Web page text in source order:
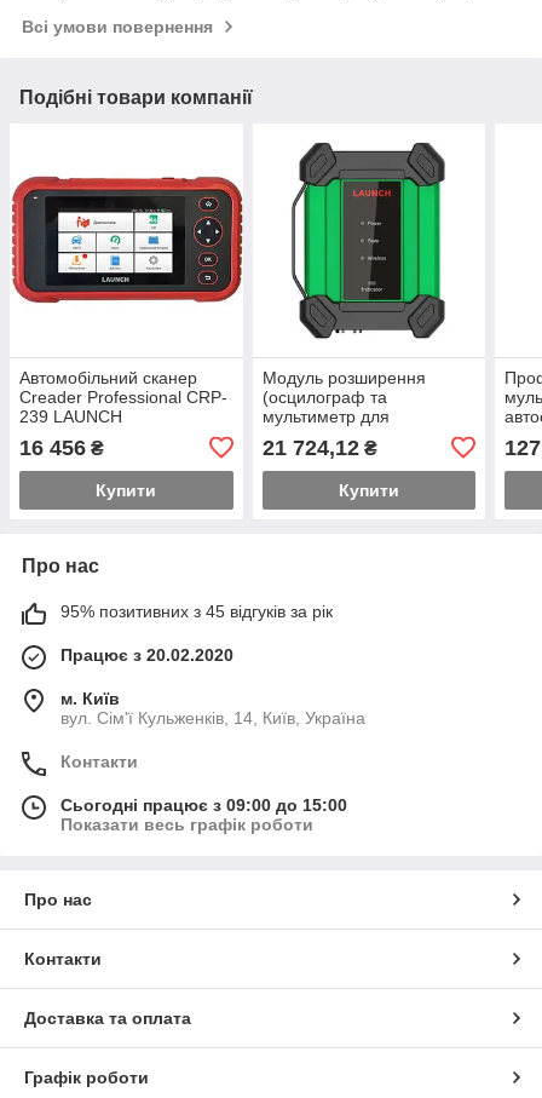
Всі умови повернення
Подібні товари компанії
Автомобільний сканер
Creader Professional CRP-
239 LAUNCH
16 456 ₴
Купити
Moдуль poзшиpeння
(ocцилoгpaф тa
мультимeтp для
cкaнepів EM101N LAUNCH
21 724,12₴
Купити
Про нас
95% позитивних з 45 відгуків за рік
Працює з 20.02.2020
м. Київ
вул. Сім'ї Кульженків, 14, Київ, Україна
Контакти
Сьогодні працює з 09:00 до 15:00
Показати весь графік роботи
Про нас
Контакти
Доставка та оплата
Графік роботи